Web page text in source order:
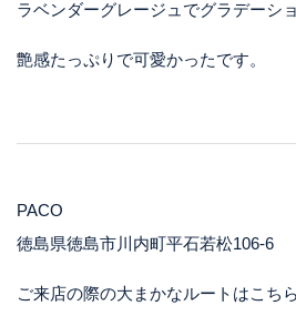
ラベンダーグレージュでグラデーシ
艶感たっぷりで可愛かったです。
PACO
徳島県徳島市川内町平石若松106-6
ご来店の際の大まかなルートはこちら